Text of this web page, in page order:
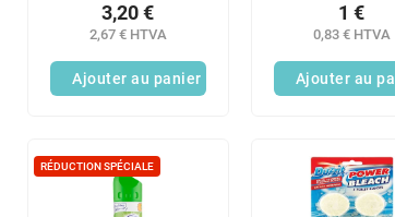
2,67 € HTVA
3,20 €
Ajouter au panier
0,83 € HTVA
1 €
Ajouter au
RÉDUCTION SPÉCIALE